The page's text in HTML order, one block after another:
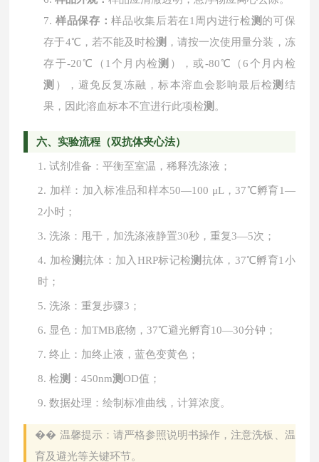
7.样品保存：样品收集后若在1周内进行检测 的可保
存于4℃，若不能及时检测
，请按一次使用量分装，冻
存于-20℃（1个月内检测 ），或-80℃（6个月内检
测 ），避免反复冻融，标本溶血会影响最后检测 结
果，因此溶血标本不宜进行此项检测 。
六、实验流程（双抗体夹心法）
1.试剂准备：平衡至室温，稀释洗涤液；
2. 加样：加入标准品和样本50—100 μL，37℃孵育1—
2小时；
3.洗涤：甩干，加洗涤液静置30秒，重复3—5次；
4. 加检测抗体：加入 HRP标记检测 抗体，37℃孵育1小
时；
5.洗涤：重复步骤3；
6. 显色：加TMB底物，37℃避光孵育10—30分钟；
7.终止：加终止液，蓝色变黄色；
8.检测 ：450nm测OD值；
9.数据处理：绘制标准曲线，计算浓度。
�� 温馨提示：请严格参照说明书操作，注意洗板、温
育及避光等关键环节。